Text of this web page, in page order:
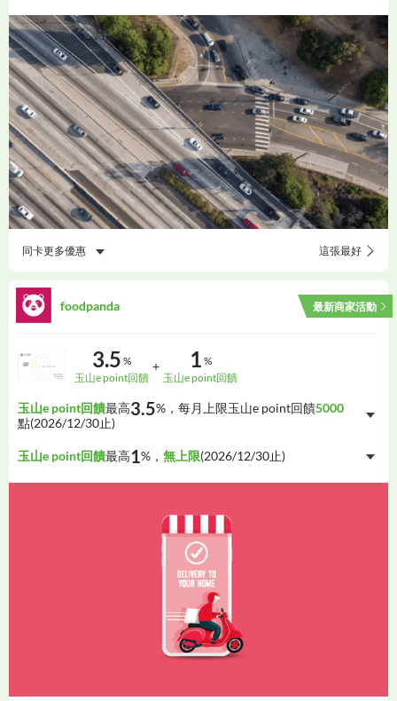
同卡更多優惠 這張最好
foodpanda 最新商家活動
3.5 %
玉山e point回饋
+ 1 %
玉山e point回饋
玉山e point回饋最高3.5%，每月上限玉山e point回饋5000
點(2026/12/30止)
玉山e point回饋最高1 %， 無上限(2026/12/30止)